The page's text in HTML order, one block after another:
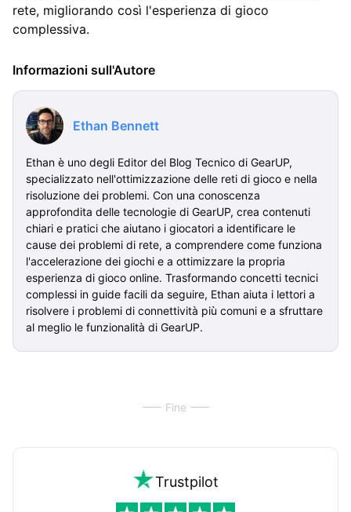
rete, migliorando così l'esperienza di gioco
complessiva.
Informazioni sull'Autore
Ethan Bennett
Ethan è uno degli Editor del Blog Tecnico di GearUP,
specializzato nell'ottimizzazione delle reti di gioco e nella
risoluzione dei problemi. Con una conoscenza
approfondita delle tecnologie di GearUP, crea contenuti
chiari e pratici che aiutano i giocatori a identificare le
cause dei problemi di rete, a comprendere come funziona
l'accelerazione dei giochi e a ottimizzare la propria
esperienza di gioco online. Trasformando concetti tecnici
complessi in guide facili da seguire, Ethan aiuta i lettori a
risolvere i problemi di connettività più comuni e a sfruttare
al meglio le funzionalità di GearUP.
Fine
Trustpilot